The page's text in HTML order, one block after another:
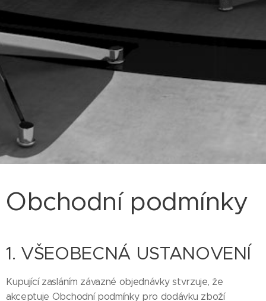
Obchodní podmínky
1. VŠEOBECNÁ USTANOVENÍ
Kupující zasláním závazné objednávky stvrzuje, že
akceptuje Obchodní podmínky pro dodávku zboží